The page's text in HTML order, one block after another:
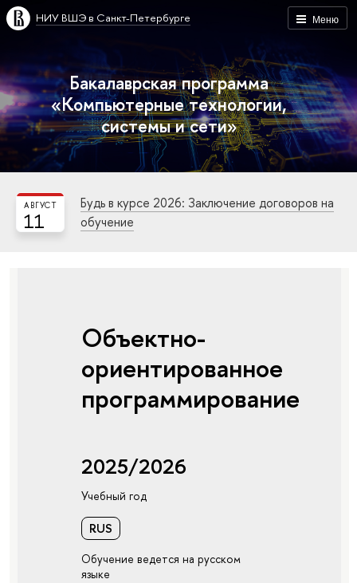
Меню
НИУ ВШЭ в Санкт-Петербурге
Бакалаврская программа
«Компьютерные технологии,
системы и сети»
11
АВГУСТ
Будь в курсе 2026: Заключение договоров на
обучение
Объектно-
ориентированное
программирование
2025/2026
Учебный год
RUS
Обучение ведется на русском
языке